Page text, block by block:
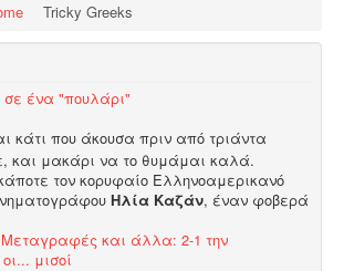
Tricky Greeks
σε ένα "πουλάρι"
κάτι που άκουσα πριν από τριάντα
και μακάρι να το θυμάμαι καλά.
τον κορυφαίο Ελληνοαμερικανό
Ηλία Καζάν, έναν φοβερά
Μεταγραφές και άλλα: 2-1 την
μισοί